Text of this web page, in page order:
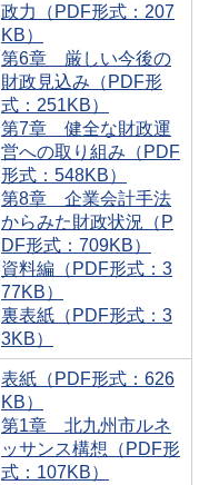
政力（PDF形式：207
KB）
第6章 厳しい今後の
財政見込み（PDF形
式：251KB）
第7章 健全な財政運
営への取り組み（PDF
形式：548KB）
第8章 企業会計手法
からみた財政状況（P
DF形式：709KB）
資料編（PDF形式：3
77KB）
裏表紙（PDF形式：3
3KB）
表紙（PDF形式：626
KB）
第1章 北九州市ルネ
ッサンス構想（PDF形
式：107KB）